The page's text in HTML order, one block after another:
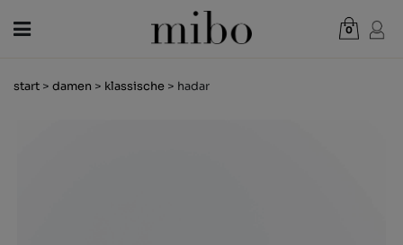
0
WARENKORB ANZEIGEN
start > damen > klassische > hadar